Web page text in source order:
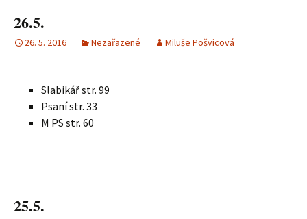
26.5.
26. 5. 2016 Nezařazené Miluše Pošvicová
Slabikář str. 99
Psaní str. 33
M PS str. 60
25.5.